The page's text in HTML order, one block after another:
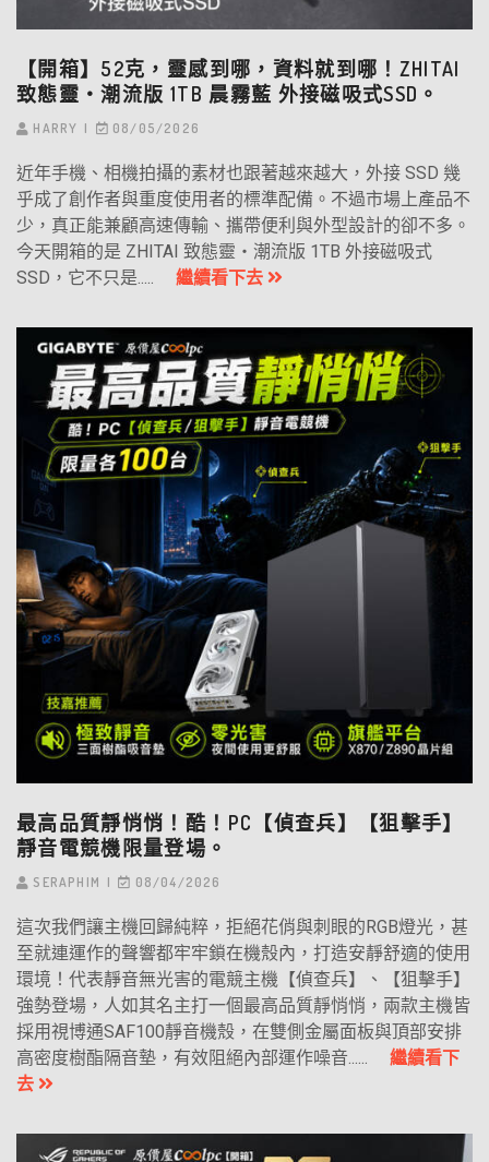
【開箱】52克，靈感到哪，資料就到哪！ZHITAI
致態靈‧潮流版 1TB 晨霧藍 外接磁吸式SSD。
HARRY 08/05/2026
近年手機、相機拍攝的素材也跟著越來越大，外接 SSD 幾
乎成了創作者與重度使用者的標準配備。不過市場上產品不
少，真正能兼顧高速傳輸、攜帶便利與外型設計的卻不多。
今天開箱的是 ZHITAI 致態靈・潮流版 1TB 外接磁吸式
SSD，它不只是..... 繼續看下去
最高品質靜悄悄！酷！PC【偵查兵】【狙擊手】
靜音電競機限量登場。
SERAPHIM 08/04/2026
這次我們讓主機回歸純粹，拒絕花俏與刺眼的RGB燈光，甚
至就連運作的聲響都牢牢鎖在機殼內，打造安靜舒適的使用
環境！代表靜音無光害的電競主機【偵查兵】、【狙擊手】
強勢登場，人如其名主打一個最高品質靜悄悄，兩款主機皆
採用視博通SAF100靜音機殼，在雙側金屬面板與頂部安排
高密度樹酯隔音墊，有效阻絕內部運作噪音...... 繼續看下
去